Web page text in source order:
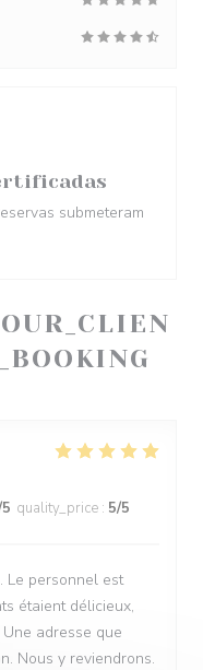
quality_price : 5/5
Le personnel est
étaient délicieux,
adresse que
Nous y reviendrons.
submeteram